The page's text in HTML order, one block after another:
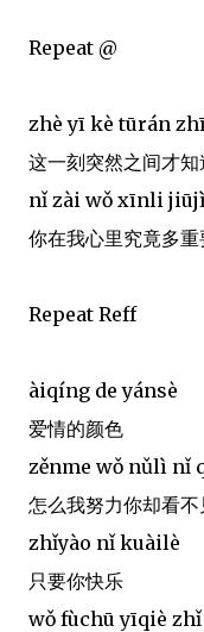
Repeat @
zhè yī kè tūrán
这一刻突然之间才知
nǐ zài wǒ xīnli
你在我心里究竟多重
Repeat Reff
àiqíng de yánsè
爱情的颜色
zěnme wǒ nǔlì nǐ
怎么我努力你却看不
zhǐyào nǐ kuàilè
只要你快乐
wǒ fùchū yīqiè